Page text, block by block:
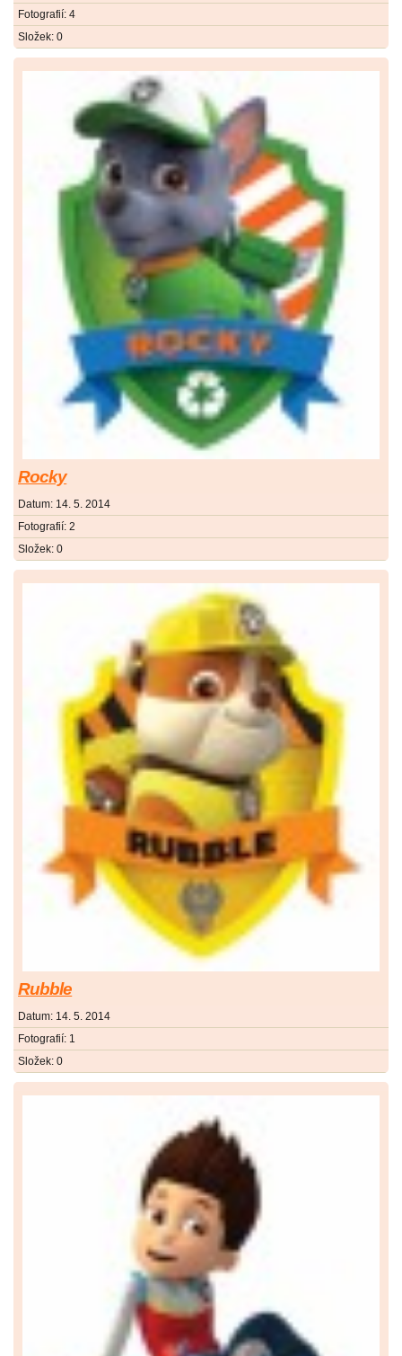
Fotografií: 4
Složek: 0
Rocky
Datum: 14. 5. 2014
Fotografií: 2
Složek: 0
Rubble
Datum: 14. 5. 2014
Fotografií: 1
Složek: 0